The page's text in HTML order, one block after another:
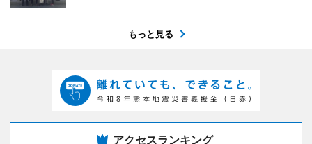
もっと見る
アクセスランキング